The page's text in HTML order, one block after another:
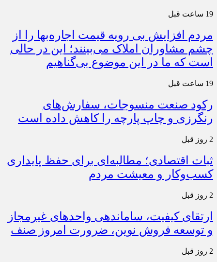
19 ساعت قبل
مردم افزایش بی رویه قیمت اجاره‌بها را از
چشم مشاوران املاک می‌بینند؛ این در حالی
است که ما در این موضوع بی‌گناهیم
19 ساعت قبل
رکود صنعت منسوجات، سفارش‌های
رنگرزی و چاپ پارچه را کاهش داده است
2 روز قبل
ثبات اقتصادی؛ مطالبه‌ای برای حفظ پایداری
کسب‌وکار و معیشت مردم
2 روز قبل
ارتقای کیفیت، ساماندهی واحدهای غیرمجاز
و توسعه فروش نوین، ضرورت امروز صنف
2 روز قبل